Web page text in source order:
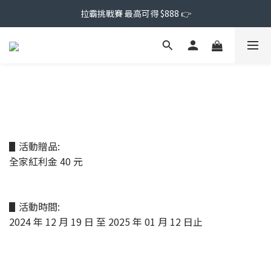
拉霸挑戰賽 最高可得 $888 👉
▋活動贈品:
全家紅利金 40 元
▋活動時間:
2024 年 12 月 19 日 至 2025 年 01 月 12 日止